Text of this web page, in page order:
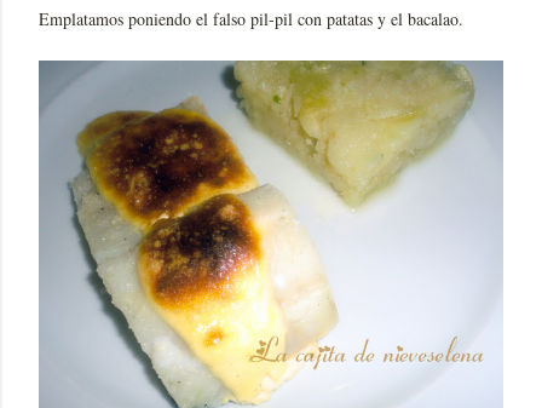
Emplatamos poniendo el falso pil-pil con patatas y el bacalao.